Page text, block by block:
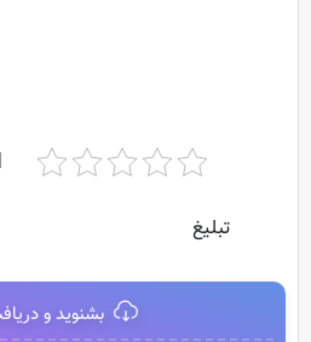
تبلیغ
بشنوید و